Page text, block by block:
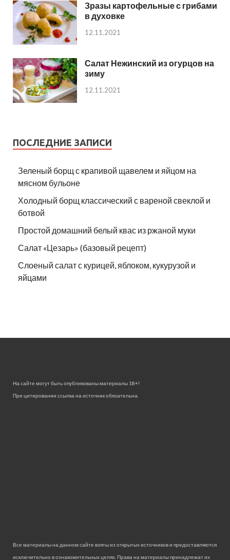
Зразы картофельные с грибами
в духовке
12.11.2021
Салат Нежинский из огурцов на
зиму
12.11.2021
ПОСЛЕДНИЕ ЗАПИСИ
Зеленый борщ с крапивой щавелем и яйцом на
мясном бульоне
Холодный борщ классический с вареной свеклой и
ботвой
Простой домашний белый квас из ржаной муки
Салат «Цезарь» (базовый рецепт)
Слоеный салат с курицей, яблоком, кукурузой и
яйцами
На сайте могут быть опубликованы материалы 18+!
При цитировании ссылка на источник обязательна.
Все материалы на данном сайте взяты из открытых источников и предоставляются
исключительно в ознакомительных целях. Права на материалы принадлежат их